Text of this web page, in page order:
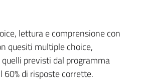
lettura e comprensione con
quesiti multiple choice,
previsti dal programma
di risposte corrette.